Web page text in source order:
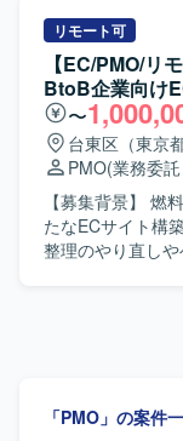
年金システムにお
クト全体を俯瞰
きるポジション
ト運営支援を通
ただけます。 【開発環境】 年金向けWebシステムを対象と
したJavaおよび
おける成果物を
関係者とのコミ
や課題の抽出・
行責任者として
関係部署との合
ていただきます。 【求める人物像】 関係者と円滑にコミュ
ニケーションを
ただける方を求
しつつ、論点整
えられる方が望
つつ、チームメ
画検討の経験を
上も大きな経験となるポ
リモート可
【EC/PMO/リ
BtoB企業向け
〜
台東区（東京都
PMO(業務委
【募集背景】 燃
たなECサイト構
整理のやり直し
中のプロジェク
料やRFP、業務
「PMO」の案件